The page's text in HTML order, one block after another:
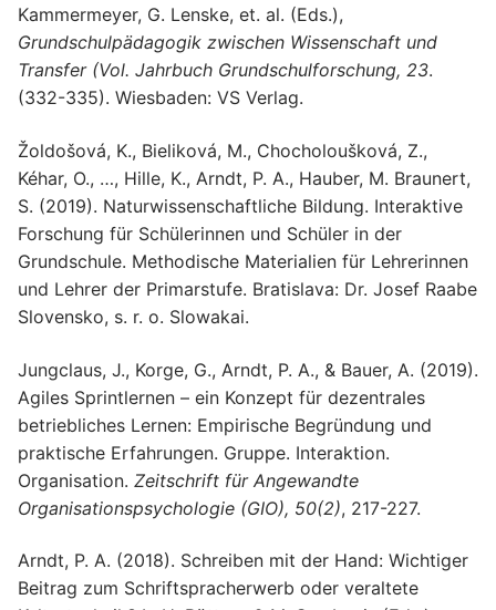
Kammermeyer, G. Lenske, et. al. (Eds.),
Grundschulpädagogik zwischen Wissenschaft und
Transfer (Vol. Jahrbuch Grundschulforschung, 23.
(332-335). Wiesbaden: VS Verlag.
Žoldošová, K., Bieliková, M., Chocholoušková, Z.,
Kéhar, O., …, Hille, K., Arndt, P. A., Hauber, M. Braunert,
S. (2019). Naturwissenschaftliche Bildung. Interaktive
Forschung für Schülerinnen und Schüler in der
Grundschule. Methodische Materialien für Lehrerinnen
und Lehrer der Primarstufe. Bratislava: Dr. Josef Raabe
Slovensko, s. r. o. Slowakai.
Jungclaus, J., Korge, G., Arndt, P. A., & Bauer, A. (2019).
Agiles Sprintlernen – ein Konzept für dezentrales
betriebliches Lernen: Empirische Begründung und
praktische Erfahrungen. Gruppe. Interaktion.
Organisation. Zeitschrift für Angewandte
Organisationspsychologie (GIO), 50(2), 217-227.
Arndt, P. A. (2018). Schreiben mit der Hand: Wichtiger
Beitrag zum Schriftspracherwerb oder veraltete